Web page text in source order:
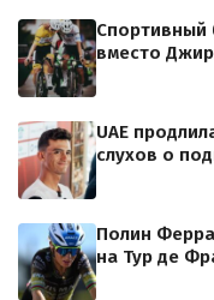
Спортивный
вместо
UAE
слухов о
Полин
на Тур де